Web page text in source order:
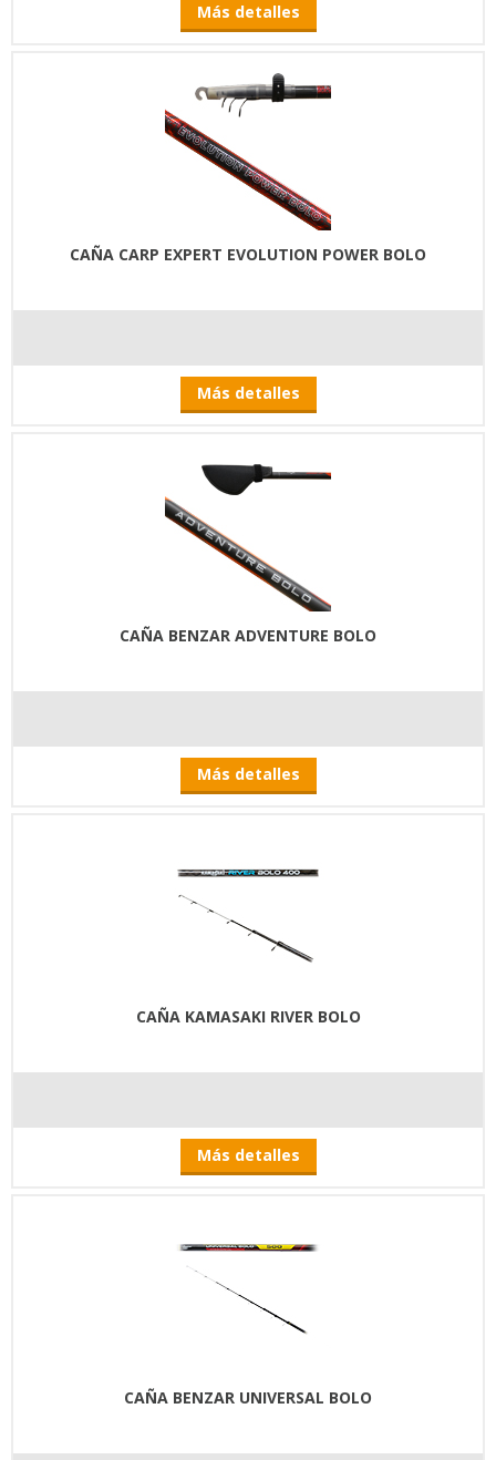
Más detalles
CAÑA CARP EXPERT EVOLUTION POWER BOLO
Más detalles
CAÑA BENZAR ADVENTURE BOLO
Más detalles
CAÑA KAMASAKI RIVER BOLO
Más detalles
CAÑA BENZAR UNIVERSAL BOLO